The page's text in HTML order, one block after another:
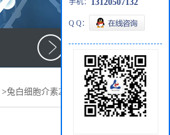
>兔白细胞介素2(IL-2)elisa试剂盒
手机： 13120507132
Q Q：